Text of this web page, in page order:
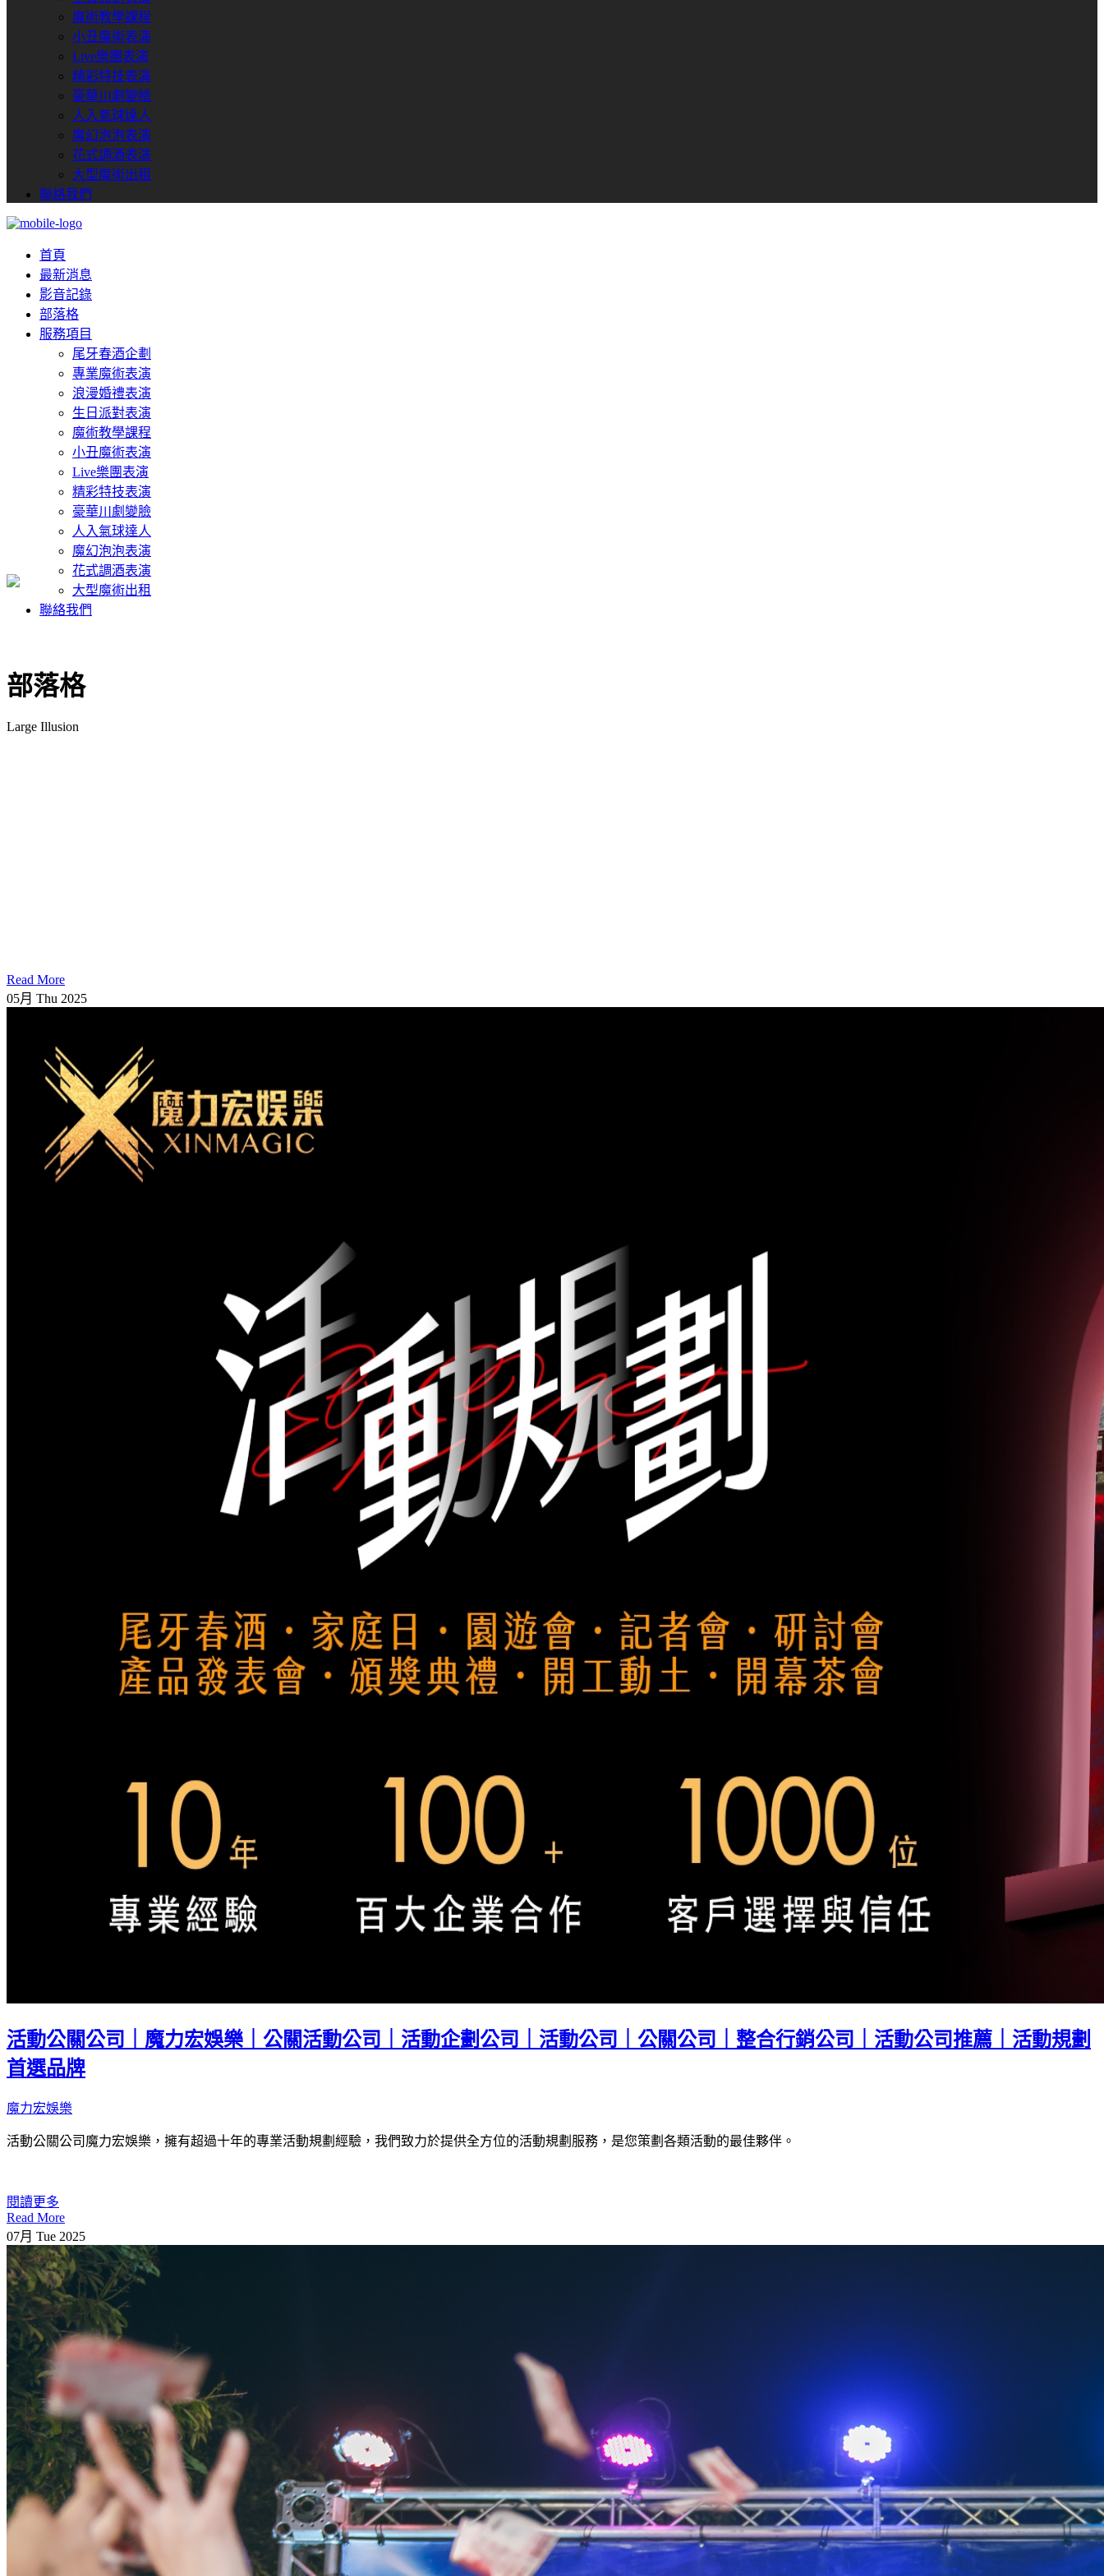
魔術教學課程
小丑魔術表演
Live樂團表演
精彩特技表演
豪華川劇變臉
人入氣球達人
魔幻泡泡表演
花式調酒表演
大型魔術出租
聯絡我們
首頁
最新消息
影音記錄
部落格
服務項目
尾牙春酒企劃
專業魔術表演
浪漫婚禮表演
生日派對表演
魔術教學課程
小丑魔術表演
Live樂團表演
精彩特技表演
豪華川劇變臉
人入氣球達人
魔幻泡泡表演
花式調酒表演
大型魔術出租
聯絡我們
部落格
Large Illusion
Read More
05月 Thu 2025
活動公關公司｜魔力宏娛樂｜公關活動公司｜活動企劃公司｜活動公司｜公關公司｜整合行銷公司｜活動公司推薦｜活動規劃
首選品牌
魔力宏娛樂
活動公關公司魔力宏娛樂，擁有超過十年的專業活動規劃經驗，我們致力於提供全方位的活動規劃服務，是您策劃各類活動的最佳夥伴。
閱讀更多
Read More
07月 Tue 2025